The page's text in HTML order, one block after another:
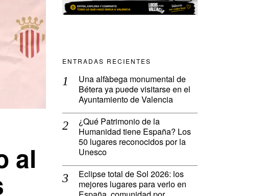
al
ENTRADAS RECIENTES
Una alfàbega monumental de
Bétera ya puede visitarse en el
Ayuntamiento de Valencia
¿Qué Patrimonio de la
Humanidad tiene España? Los
50 lugares reconocidos por la
Unesco
Eclipse total de Sol 2026: los
mejores lugares para verlo en